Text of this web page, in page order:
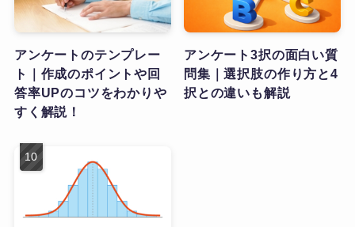
アンケートのテンプレー
ト｜作成のポイントや回
答率UPのコツをわかりや
すく解説！
アンケート3択の面白い質
問集｜選択肢の作り方と4
択との違いも解説